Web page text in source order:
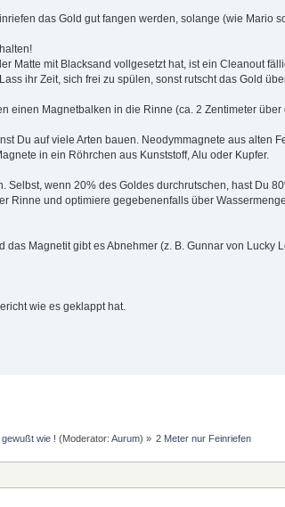
das Gold gut fangen werden, solange (wie Mario
Matte mit Blacksand vollgesetzt hat, ist ein Cleanout
ihr Zeit, sich frei zu spülen, sonst rutscht das Gold
einen Magnetbalken in die Rinne (ca. 2 Zentimeter
Du auf viele Arten bauen. Neodymmagnete aus alten
in ein Röhrchen aus Kunststoff, Alu oder Kupfer.
Selbst, wenn 20% des Goldes durchrutschen, hast Du
Rinne und optimiere gegebenenfalls über
das Magnetit gibt es Abnehmer (z. B. Gunnar von Lucky
wie es geklappt hat.
wie ! (Moderator: Aurum) » 2 Meter nur Feinriefen